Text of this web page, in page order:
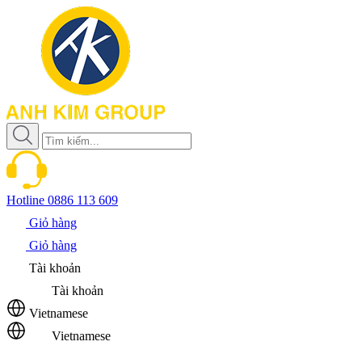
Hotline 0886 113 609
Giỏ hàng
Giỏ hàng
Tài khoản
Tài khoản
Vietnamese
Vietnamese